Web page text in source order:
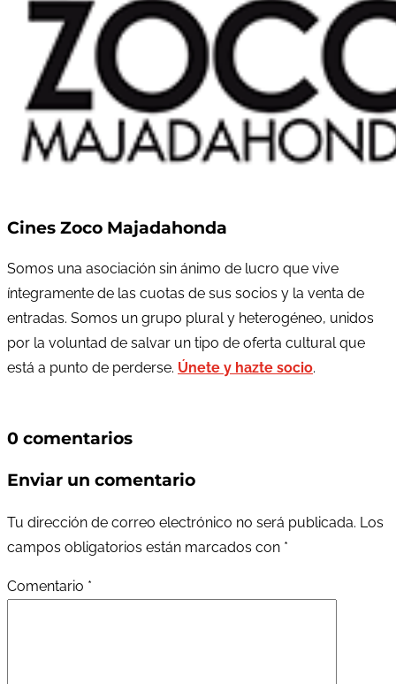
Cines Zoco Majadahonda
Somos una asociación sin ánimo de lucro que vive
íntegramente de las cuotas de sus socios y la venta de
entradas. Somos un grupo plural y heterogéneo, unidos
por la voluntad de salvar un tipo de oferta cultural que
está a punto de perderse. Únete y hazte socio.
0 comentarios
Enviar un comentario
Tu dirección de correo electrónico no será publicada. Los
campos obligatorios están marcados con *
Comentario *